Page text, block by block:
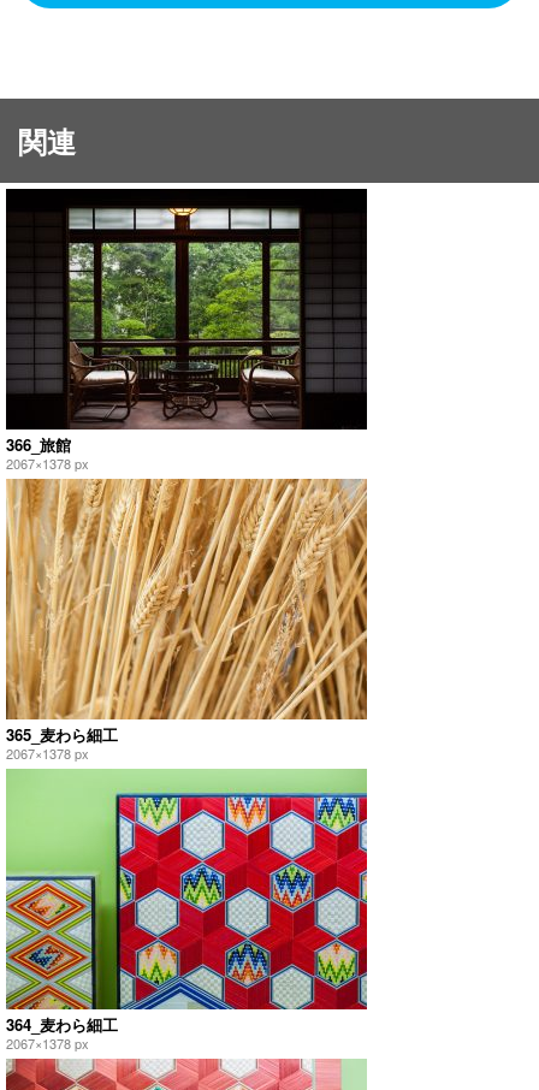
関連
366_旅館
2067×1378 px
365_麦わら細工
2067×1378 px
364_麦わら細工
2067×1378 px